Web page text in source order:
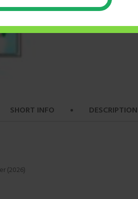
SHORT INFO DESCRIPTION
(2026)